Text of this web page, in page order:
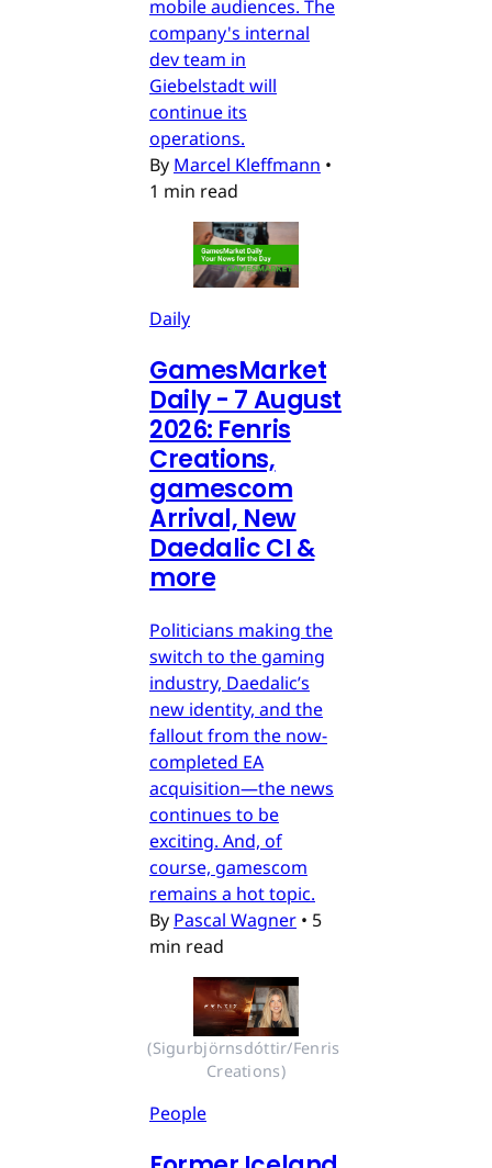
mobile audiences. The
company's internal
dev team in
Giebelstadt will
continue its
operations.
By Marcel Kleffmann •
1 min read
Daily
GamesMarket
Daily - 7 August
2026: Fenris
Creations,
gamescom
Arrival, New
Daedalic CI &
more
Politicians making the
switch to the gaming
industry, Daedalic’s
new identity, and the
fallout from the now-
completed EA
acquisition—the news
continues to be
exciting. And, of
course, gamescom
remains a hot topic.
By Pascal Wagner • 5
min read
(Sigurbjörnsdóttir/Fenris
Creations)
People